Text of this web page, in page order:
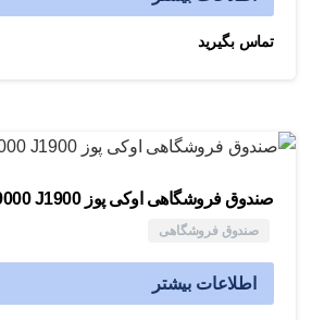
تماس بگیرید
صندوق فروشگاهی اوکی پوز Z-9000 J1900
صندوق فروشگاهی
اطلاعات بیشتر